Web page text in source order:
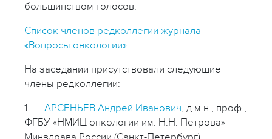
большинством голосов.
Список членов редколлегии журнала
«Вопросы онкологии»
На заседании присутствовали следующие
члены редколлегии:
1. АРСЕНЬЕВ Андрей Иванович, д.м.н., проф.,
ФГБУ «НМИЦ онкологии им. Н.Н. Петрова»